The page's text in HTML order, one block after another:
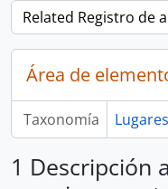
Related Registro de
Área de
Taxonomía Lugares
1 Descripción